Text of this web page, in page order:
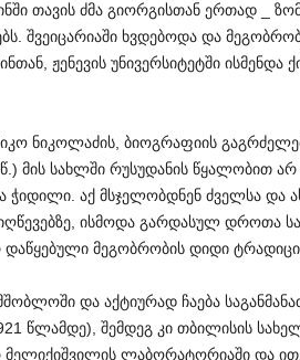
თავის ძმა გიორგისთან ერთად _
შვეიცარიაში ხვდებოდა და
ჟენევის უნივერსიტეტში ისმენდა
ნიკოლაძის, ბიოგრაფიის
მის სახლში რუსუდანის წყალობით
ჭიდილი. აქ მსჯელობდნენ ძველსა და
ისმოდა გარდასულ დროთა
მეგობრობის დიდი
და აქტიურად ჩაება
წლამდე), შემდეგ კი თბილისის
მელიქიშვილის ლაბორატორიაში და